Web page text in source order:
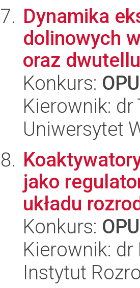
Dynamika
dolinowych
oraz
Konkurs:
Kierownik:
Uniwersytet
jako
układu
Konkurs:
Kierownik: dr
Instytut